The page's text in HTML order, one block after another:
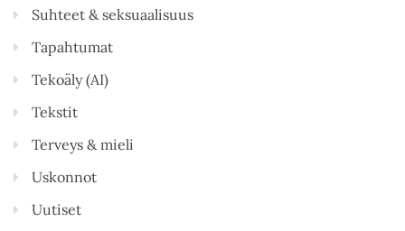
Suhteet & seksuaalisuus
Tapahtumat
Tekoäly (AI)
Tekstit
Terveys & mieli
Uskonnot
Uutiset